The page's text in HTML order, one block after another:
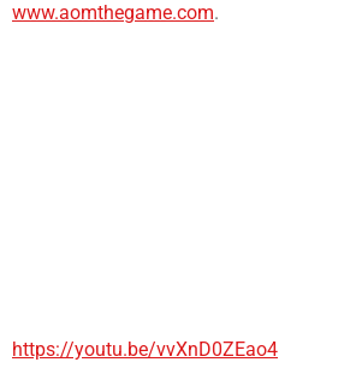
www.aomthegame.com.
https://youtu.be/vvXnD0ZEao4